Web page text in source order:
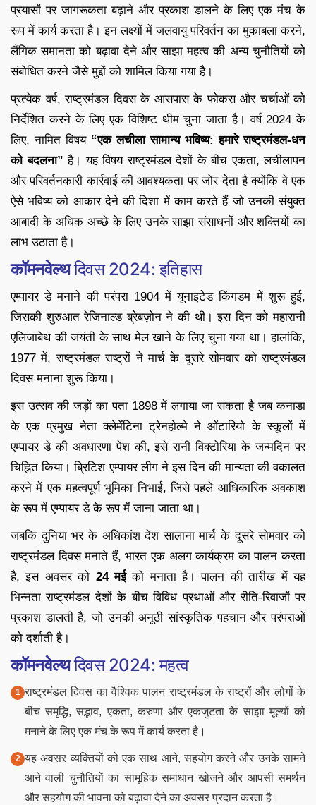
प्रयासों पर जागरूकता बढ़ाने और प्रकाश डालने के लिए एक मंच के
रूप में कार्य करता है। इन लक्ष्यों में जलवायु परिवर्तन का मुकाबला करने,
लैंगिक समानता को बढ़ावा देने और साझा महत्व की अन्य चुनौतियों को
संबोधित करने जैसे मुद्दों को शामिल किया गया है।
प्रत्येक वर्ष, राष्ट्रमंडल दिवस के आसपास के फोकस और चर्चाओं को
निर्देशित करने के लिए एक विशिष्ट थीम चुना जाता है। वर्ष 2024 के
लिए, नामित विषय “एक लचीला सामान्य भविष्य: हमारे राष्ट्रमंडल-धन
को बदलना” है। यह विषय राष्ट्रमंडल देशों के बीच एकता, लचीलापन
और परिवर्तनकारी कार्रवाई की आवश्यकता पर जोर देता है क्योंकि वे एक
ऐसे भविष्य को आकार देने की दिशा में काम करते हैं जो उनकी संयुक्त
आबादी के अधिक अच्छे के लिए उनके साझा संसाधनों और शक्तियों का
लाभ उठाता है।
कॉमनवेल्थदिवस 2024: इतिहास
एम्पायर डे मनाने की परंपरा 1904 में यूनाइटेड किंगडम में शुरू हुई,
जिसकी शुरुआत रेजिनाल्ड ब्रेबज़ोन ने की थी। इस दिन को महारानी
एलिजाबेथ की जयंती के साथ मेल खाने के लिए चुना गया था। हालांकि,
1977 में, राष्ट्रमंडल राष्ट्रों ने मार्च के दूसरे सोमवार को राष्ट्रमंडल
दिवस मनाना शुरू किया।
इस उत्सव की जड़ों का पता 1898 में लगाया जा सकता है जब कनाडा
के एक प्रमुख नेता क्लेमेंटिना ट्रेनहोल्मे ने ओंटारियो के स्कूलों में
एम्पायर डे की अवधारणा पेश की, इसे रानी विक्टोरिया के जन्मदिन पर
चिह्नित किया। ब्रिटिश एम्पायर लीग ने इस दिन की मान्यता की वकालत
करने में एक महत्वपूर्ण भूमिका निभाई, जिसे पहले आधिकारिक अवकाश
के रूप में एम्पायर डे के रूप में जाना जाता था।
जबकि दुनिया भर के अधिकांश देश सालाना मार्च के दूसरे सोमवार को
राष्ट्रमंडल दिवस मनाते हैं, भारत एक अलग कार्यक्रम का पालन करता
है, इस अवसर को 24 मईको मनाता है। पालन की तारीख में यह
भिन्नता राष्ट्रमंडल देशों के बीच विविध प्रथाओं और रीति-रिवाजों पर
प्रकाश डालती है, जो उनकी अनूठी सांस्कृतिक पहचान और परंपराओं
को दर्शाती है।
कॉमनवेल्थदिवस 2024: महत्व
राष्ट्रमंडल दिवस का वैश्विक पालन राष्ट्रमंडल के राष्ट्रों और लोगों के
बीच समृद्धि, सद्भाव, एकता, करुणा और एकजुटता के साझा मूल्यों को
मनाने के लिए एक मंच के रूप में कार्य करता है।
यह अवसर व्यक्तियों को एक साथ आने, सहयोग करने और उनके सामने
आने वाली चुनौतियों का सामूहिक समाधान खोजने और आपसी समर्थन
और सहयोग की भावना को बढ़ावा देने का अवसर प्रदान करता है।